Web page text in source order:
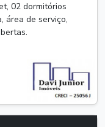
02 dormitórios
área de serviço,